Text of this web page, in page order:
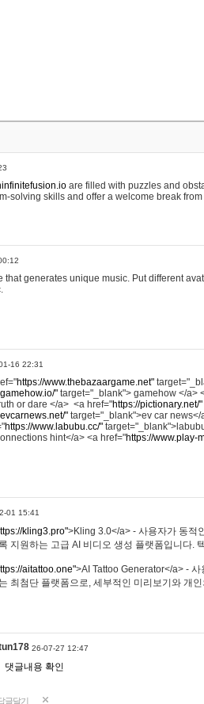
are filled with puzzles and
solving skills and offer a welcome break
that generates unique music. Put different
16 22:31
https://www.thebazaargame.net"
" target="_blank"> gamehow </a>
or dare </a> <a href="https://pictionary.net/"
" target="_blank">ev car news</
https://www.labubu.cc/"
hint</a> <a href="https://www.play-
01 15:41
kling3.pro">Kling 3.0</a> - 사용자가 동적
지원하는 고급 AI 비디오 생성 플랫폼입니다.
aitattoo.one">AI Tattoo Generator</a> -
최첨단 플랫폼으로, 세부적인 미리보기와 개
26-07-27 12:47
댓글내용 확인
글달기